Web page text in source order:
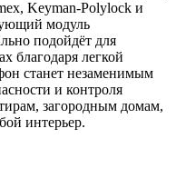
Keyman-Polylock и
модуль
подойдёт для
благодаря легкой
станет незаменимым
и контроля
загородным домам,
интерьер.